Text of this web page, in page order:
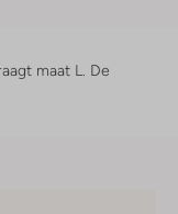
maat L. De